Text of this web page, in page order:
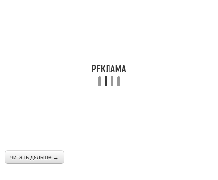
читать дальше →